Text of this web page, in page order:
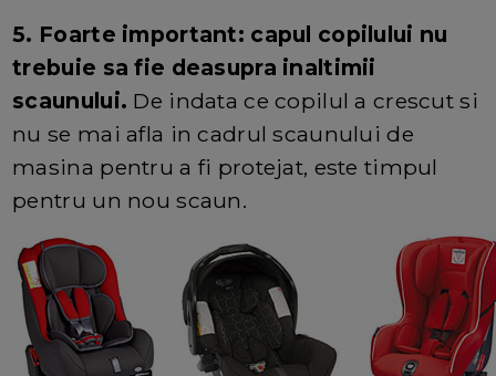
5. Foarte important: capul copilului nu
trebuie sa fie deasupra inaltimii
scaunului. De indata ce copilul a crescut si
nu se mai afla in cadrul scaunului de
masina pentru a fi protejat, este timpul
pentru un nou scaun.